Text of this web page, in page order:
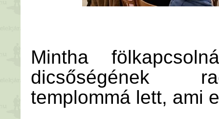
Mintha
dicsőségének
templommá lett, ami